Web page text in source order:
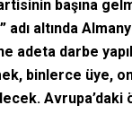
başına
adı altında
adeta darbe
binlerce üye,